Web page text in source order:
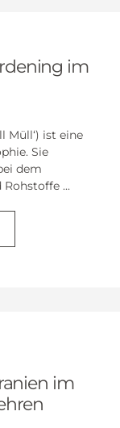
im
Müll‘) ist eine
Sie
dem
...
im